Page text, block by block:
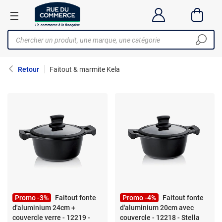
Retour Faitout & marmite Kela
Promo -3%
Faitout fonte
d'aluminium 24cm +
couvercle verre - 12219 -
Promo -4%
Faitout fonte
d'aluminium 20cm avec
couvercle - 12218 - Stella